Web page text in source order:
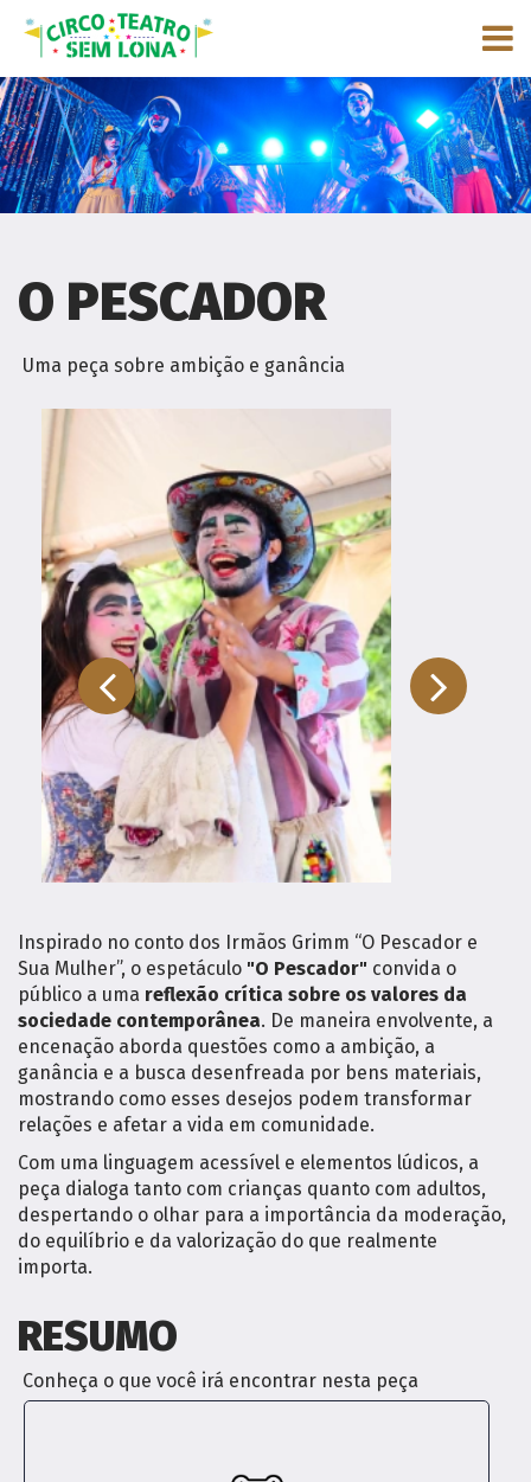
O PESCADOR
Uma peça sobre ambição e ganância
Inspirado no conto dos Irmãos Grimm “O Pescador e
Sua Mulher”, o espetáculo "O Pescador" convida o
público a uma reflexão crítica sobre os valores da
sociedade contemporânea. De maneira envolvente, a
encenação aborda questões como a ambição, a
ganância e a busca desenfreada por bens materiais,
mostrando como esses desejos podem transformar
relações e afetar a vida em comunidade.
Com uma linguagem acessível e elementos lúdicos, a
peça dialoga tanto com crianças quanto com adultos,
despertando o olhar para a importância da moderação,
do equilíbrio e da valorização do que realmente
importa.
RESUMO
Conheça o que você irá encontrar nesta peça